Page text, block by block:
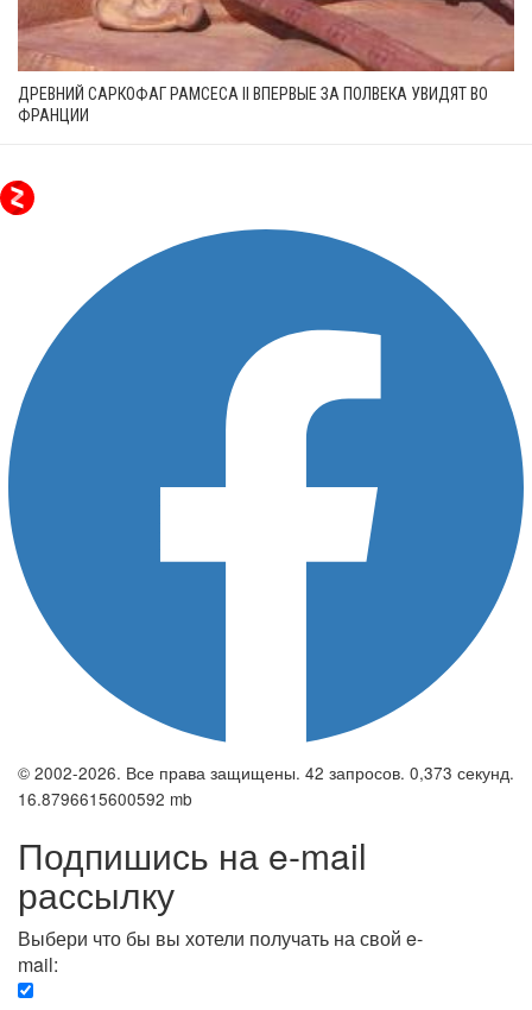
ДРЕВНИЙ САРКОФАГ РАМСЕСА II ВПЕРВЫЕ ЗА ПОЛВЕКА УВИДЯТ ВО
ФРАНЦИИ
© 2002-2026. Все права защищены. 42 запросов. 0,373 секунд.
16.8796615600592 mb
Подпишись на e-mail
рассылку
Выбери что бы вы хотели получать на свой e-
mail: